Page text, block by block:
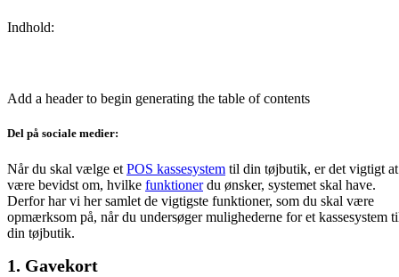
Indhold:
Add a header to begin generating the table of contents
Del på sociale medier:
Når du skal vælge et POS kassesystem til din tøjbutik, er det vigtigt at
være bevidst om, hvilke funktionerdu ønsker, systemet skal have.
Derfor har vi her samlet de vigtigste funktioner, som du skal være
opmærksom på, når du undersøger mulighederne for et kassesystem
din tøjbutik.
1. Gavekort